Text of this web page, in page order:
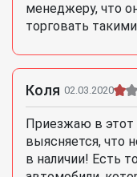
менеджеру, что
торговать
Коля 02.03.2020
Приезжаю в этот
выясняется, что
в наличии! Есть